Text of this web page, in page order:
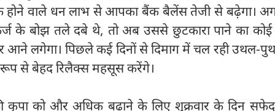
होने वाले धन लाभ से आपका बैंक बैलेंस तेजी से बढ़ेगा।
के बोझ तले दबे थे, तो अब उससे छुटकारा पाने का कोई
आने लगेगा। पिछले कई दिनों से दिमाग में चल रही उथल-
से बेहद रिलैक्स महसूस करेंगे।
कृपा को और अधिक बढ़ाने के लिए शुक्रवार के दिन